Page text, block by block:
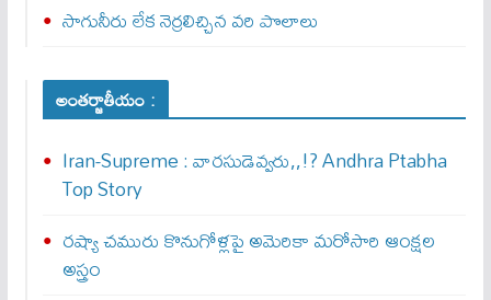
సాగునీరు లేక నెర్రలిచ్చిన వరి పొలాలు
అంతర్జాతీయం :
Iran-Supreme : వార‌సుడెవ్వ‌రు,,!? Andhra Ptabha
Top Story
రష్యా చమురు కొనుగోళ్లపై అమెరికా మరోసారి ఆంక్షల
అస్త్రం